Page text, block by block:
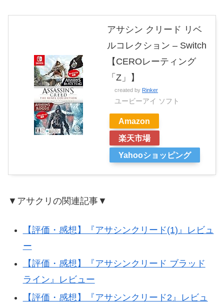
アサシン クリード リベ
ルコレクション – Switch
【CEROレーティング
「Z」】
created by Rinker
ユービーアイ ソフト
Amazon
楽天市場
Yahooショッピング
▼アサクリの関連記事▼
【評価・感想】『アサシンクリード(1)』レビュ
ー
【評価・感想】『アサシンクリード ブラッド
ライン』レビュー
【評価・感想】『アサシンクリード2』レビュ